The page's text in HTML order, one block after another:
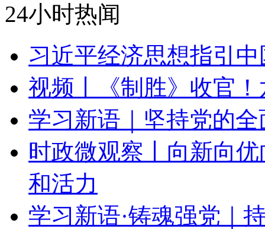
24小时热闻
习近平经济思想指引
视频丨《制胜》收官
学习新语｜坚持党的
时政微观察丨向新向
和活力
学习新语·铸魂强党｜